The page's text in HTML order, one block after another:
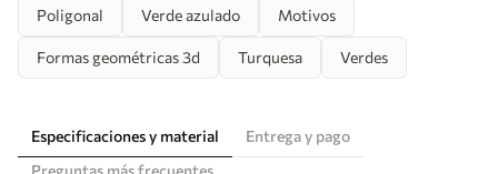
Poligonal Verde azulado Motivos
Formas geométricas 3d Turquesa Verdes
Especificaciones y material
Entrega y pago
Preguntas más frecuentes